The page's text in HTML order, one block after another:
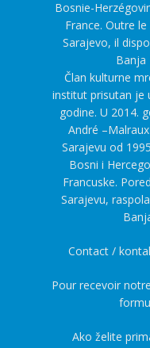
Bosnie-
France. Outre
Sarajevo, il
Banja
Član kulturne
institut prisutan je
godine. U 2014.
André
Sarajevu od
Bosni i
Francuske.
Sarajevu,
Contact /
Pour recevoir
Ako želite